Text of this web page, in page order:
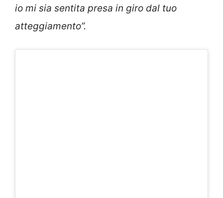
io mi sia sentita presa in giro dal tuo
atteggiamento”.